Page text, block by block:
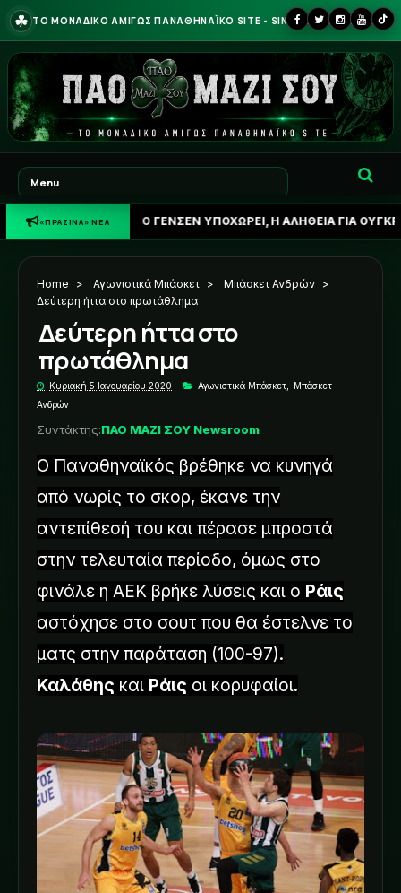
☘ ΤΟ ΜΟΝΑΔΙΚΟ ΑΜΙΓΩΣ ΠΑΝΑΘΗΝΑΪΚΟ SITE - SINCE 2013
«ΠΡΑΣΙΝΑ» ΝΕΑ
ΦΩΝΗ: Ο ΓΕΝΣΕΝ ΥΠΟΧΩΡΕΙ, Η ΑΛΗΘΕΙΑ ΓΙΑ ΟΥΓΚΡΕΣΙΤΣ ΚΑΙ
Home > Αγωνιστικά Μπάσκετ > Μπάσκετ Ανδρών >
Δεύτερη ήττα στο πρωτάθλημα
Δεύτερη ήττα στο
πρωτάθλημα
Κυριακή 5 Ιανουαρίου 2020 Αγωνιστικά Μπάσκετ
Μπάσκετ
Ανδρών
Συντάκτης:ΠΑΟ ΜΑΖΙ ΣΟΥ Newsroom
Ο Παναθηναϊκός βρέθηκε να κυνηγά
από νωρίς το σκορ, έκανε την
αντεπίθεσή του και πέρασε μπροστά
στην τελευταία περίοδο, όμως στο
φινάλε η ΑΕΚ βρήκε λύσεις και ο Ράις
αστόχησε στο σουτ που θα έστελνε το
ματς στην παράταση (100-97).
Καλάθης και Ράις οι κορυφαίοι.